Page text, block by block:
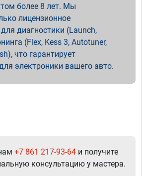
более 8 лет. Мы
лицензионное
диагностики (Launch,
(Flex, Kess 3, Autotuner,
что гарантирует
электроники вашего авто.
+7 861 217-93-64 и получите
консультацию у мастера.